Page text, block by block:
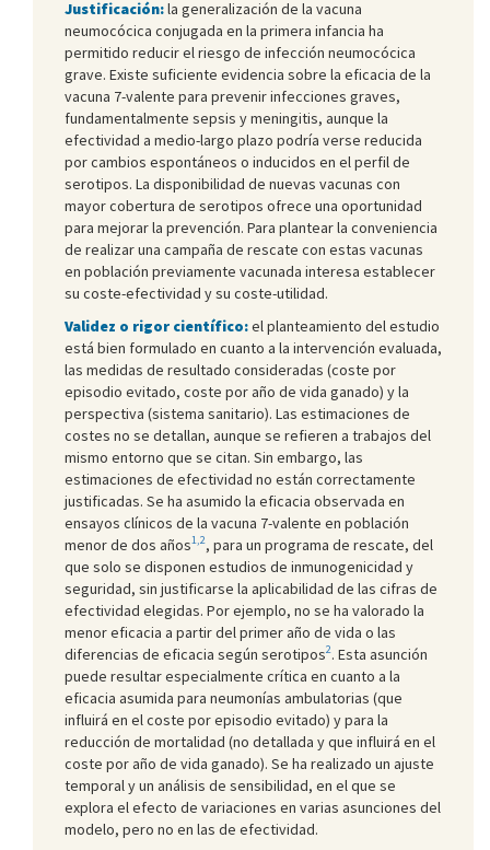
Justificación:la generalización de la vacuna
neumocócica conjugada en la primera infancia ha
permitido reducir el riesgo de infección neumocócica
grave. Existe suficiente evidencia sobre la eficacia de la
vacuna 7-valente para prevenir infecciones graves,
fundamentalmente sepsis y meningitis, aunque la
efectividad a medio-largo plazo podría verse reducida
por cambios espontáneos o inducidos en el perfil de
serotipos. La disponibilidad de nuevas vacunas con
mayor cobertura de serotipos ofrece una oportunidad
para mejorar la prevención. Para plantear la conveniencia
de realizar una campaña de rescate con estas vacunas
en población previamente vacunada interesa establecer
su coste-efectividad y su coste-utilidad.
Validez o rigor científico:el planteamiento del estudio
está bien formulado en cuanto a la intervención evaluada,
las medidas de resultado consideradas (coste por
episodio evitado, coste por año de vida ganado) y la
perspectiva (sistema sanitario). Las estimaciones de
costes no se detallan, aunque se refieren a trabajos del
mismo entorno que se citan. Sin embargo, las
estimaciones de efectividad no están correctamente
justificadas. Se ha asumido la eficacia observada en
ensayos clínicos de la vacuna 7-valente en población
menor de dos años1,2, para un programa de rescate, del
que solo se disponen estudios de inmunogenicidad y
seguridad, sin justificarse la aplicabilidad de las cifras de
efectividad elegidas. Por ejemplo, no se ha valorado la
menor eficacia a partir del primer año de vida o las
diferencias de eficacia según serotipos2. Esta asunción
puede resultar especialmente crítica en cuanto a la
eficacia asumida para neumonías ambulatorias (que
influirá en el coste por episodio evitado) y para la
reducción de mortalidad (no detallada y que influirá en el
coste por año de vida ganado). Se ha realizado un ajuste
temporal y un análisis de sensibilidad, en el que se
explora el efecto de variaciones en varias asunciones del
modelo, pero no en las de efectividad.